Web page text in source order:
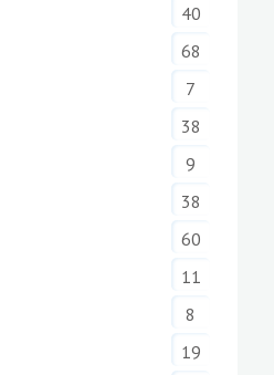
40
68
7
38
9
38
60
11
8
19